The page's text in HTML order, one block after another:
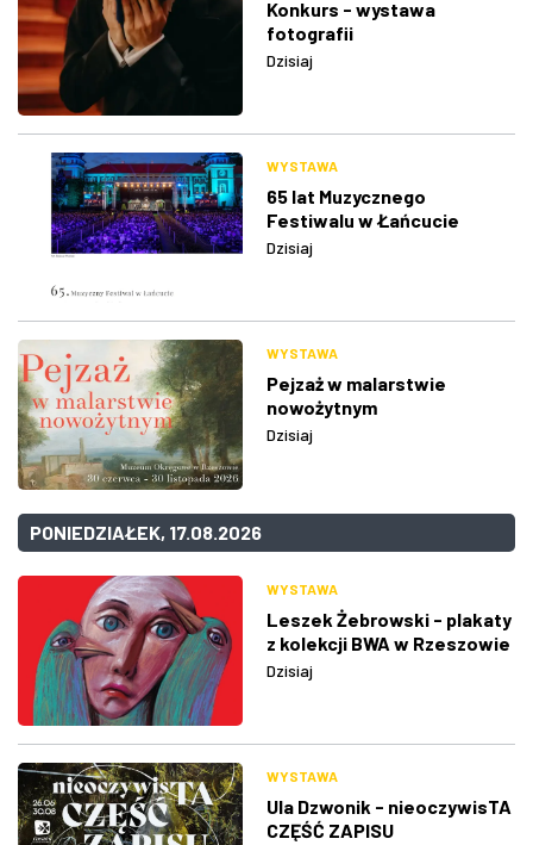
Konkurs - wystawa
fotografii
Dzisiaj
WYSTAWA
65 lat Muzycznego
Festiwalu w Łańcucie
Dzisiaj
WYSTAWA
Pejzaż w malarstwie
nowożytnym
Dzisiaj
PONIEDZIAŁEK, 17.08.2026
WYSTAWA
Leszek Żebrowski - plakaty
z kolekcji BWA w Rzeszowie
Dzisiaj
WYSTAWA
Ula Dzwonik - nieoczywisTA
CZĘŚĆ ZAPISU